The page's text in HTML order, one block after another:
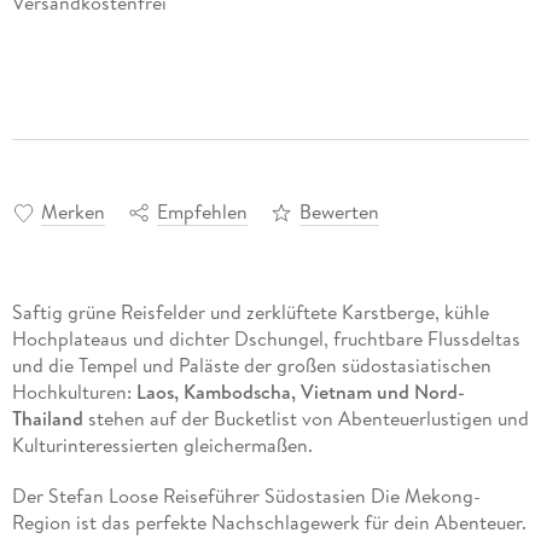
Merken Empfehlen Bewerten
Saftig grüne Reisfelder und zerklüftete Karstberge, kühle
Hochplateaus und dichter Dschungel, fruchtbare Flussdeltas
und die Tempel und Paläste der großen südostasiatischen
Hochkulturen: Laos, Kambodscha, Vietnam und Nord-
Thailand stehen auf der Bucketlist von Abenteuerlustigen und
Kulturinteressierten gleichermaßen.
Der Stefan Loose Reiseführer Südostasien Die Mekong-
Region ist das perfekte Nachschlagewerk für dein Abenteuer.